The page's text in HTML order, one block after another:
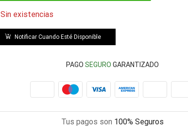
Sin existencias
Notificar Cuando Esté Disponible
PAGOSEGURO GARANTIZADO
Tus pagos son 100% Seguros